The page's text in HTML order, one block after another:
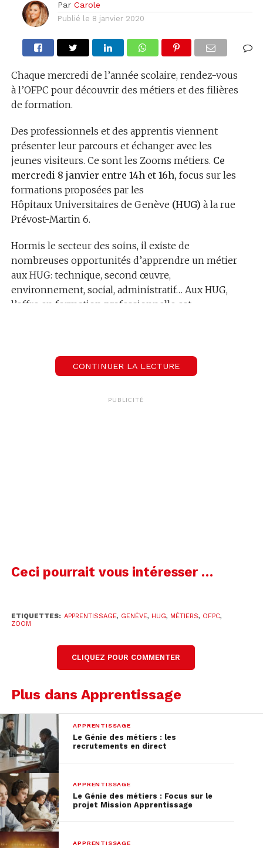
Par Carole
Publié le 8 janvier 2020
Chaque mercredi de l’année scolaire, rendez-vous
à l’OFPC pour découvrir des métiers et des filières
de formation.
Des professionnels et des apprentis viennent
présenter leur parcours et échanger avec les
jeunes visiteurs. Ce sont les Zooms métiers. Ce
mercredi 8 janvier entre 14h et 16h, focus sur les
formations proposées par les
Hôpitaux Universitaires de Genève (HUG) à la rue
Prévost-Martin 6.
Hormis le secteur des soins, il existe de
nombreuses opportunités d’apprendre un métier
aux HUG: technique, second œuvre,
environnement, social, administratif… Aux HUG,
l’offre en formation professionnelle est
audio
CONTINUER LA LECTURE
PUBLICITÉ
Ceci pourrait vous intéresser …
ETIQUETTES: APPRENTISSAGE, GENÈVE, HUG, MÉTIERS, OFPC,
ZOOM
CLIQUEZ POUR COMMENTER
Plus dans Apprentissage
APPRENTISSAGE
Le Génie des métiers : les
recrutements en direct
APPRENTISSAGE
Le Génie des métiers : Focus sur le
projet Mission Apprentissage
APPRENTISSAGE